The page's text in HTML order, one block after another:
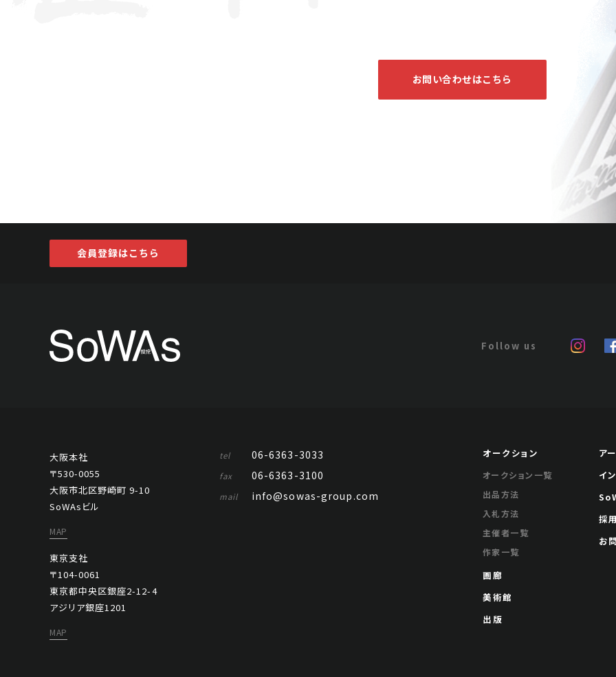
お問い合わせはこちら
会員登録はこちら
大阪本社
〒530-0055
大阪市北区野崎町 9-10
SoWAsビル
MAP
東京支社
〒104-0061
東京都中央区銀座2-12-4
アジリア銀座1201
MAP
tel 06-6363-3033
fax 06-6363-3100
mail info@sowas-group.com
オークション
オークション一覧
出品方法
入札方法
主催者一覧
作家一覧
画廊
美術館
出版
ア
イ
採
お